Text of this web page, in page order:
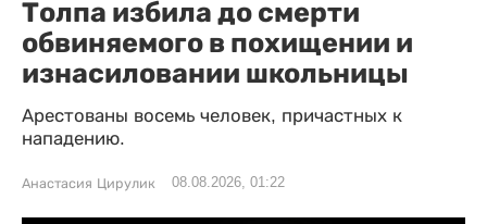
Толпа избила до смерти
обвиняемого в похищении и
изнасиловании школьницы
Арестованы восемь человек, причастных к
нападению.
Анастасия Цирулик 08.08.2026, 01:22